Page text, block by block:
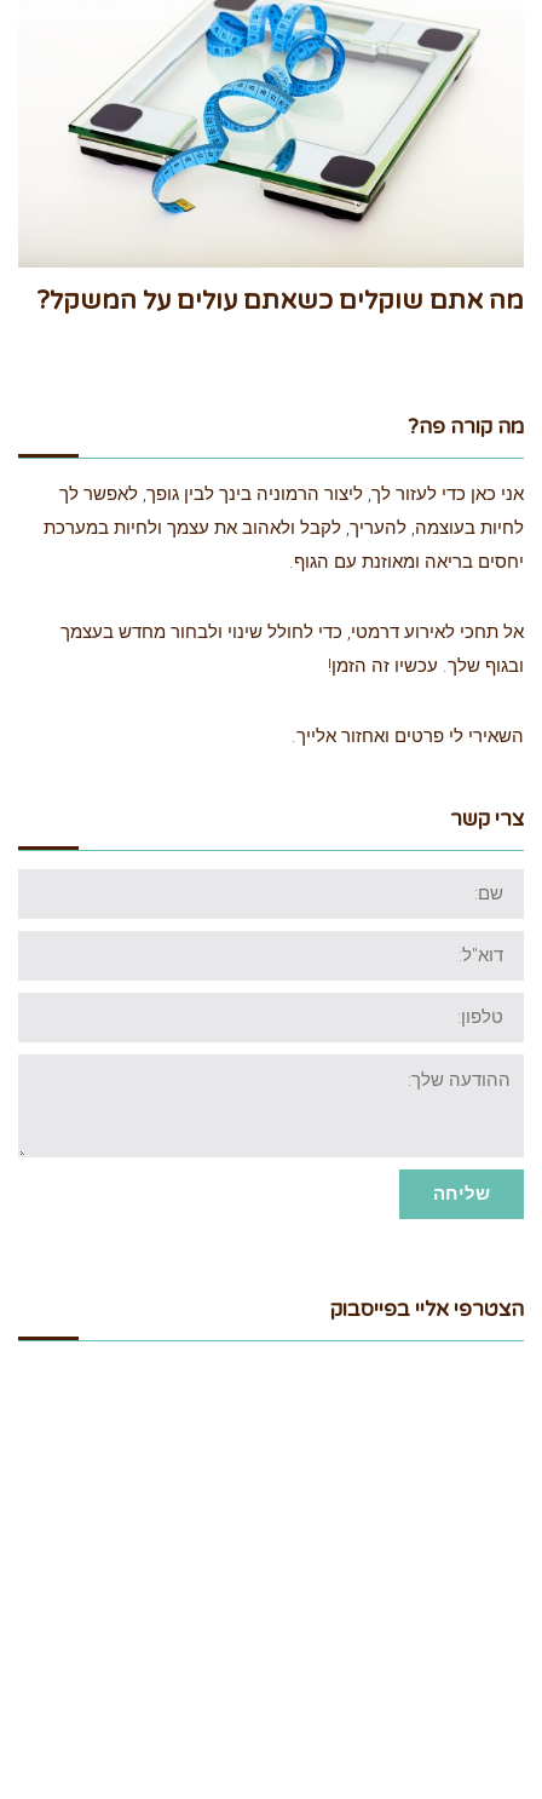
מה אתם שוקלים כשאתם עולים על המשקל?
מה קורה פה?
אני כאן כדי לעזור לך, ליצור הרמוניה בינך לבין גופך, לאפשר לך
לחיות בעוצמה, להעריך, לקבל ולאהוב את עצמך ולחיות במערכת
יחסים בריאה ומאוזנת עם הגוף.
אל תחכי לאירוע דרמטי, כדי לחולל שינוי ולבחור מחדש בעצמך
ובגוף שלך. עכשיו זה הזמן!
השאירי לי פרטים ואחזור אלייך.
צרי קשר
שם:
דוא"ל:
טלפון:
ההודעה
שלך:
שליחה
הצטרפי אליי בפייסבוק